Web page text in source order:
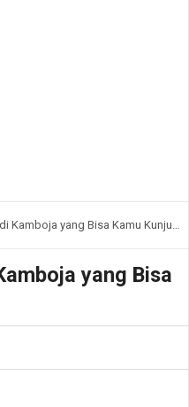
Kamboja yang Bisa Kamu Kunjungi
yang Bisa